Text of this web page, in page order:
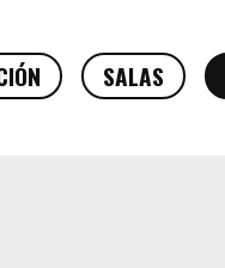
SALAS